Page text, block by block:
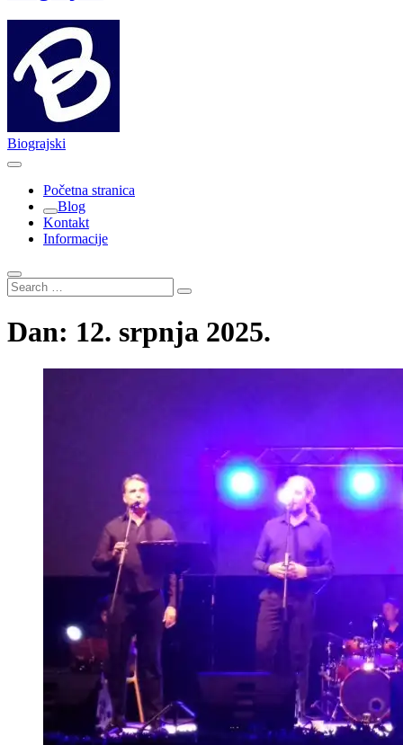
Biograjski
Početna stranica
Blog
Kontakt
Informacije
Search
…
Dan: 12. srpnja 2025.